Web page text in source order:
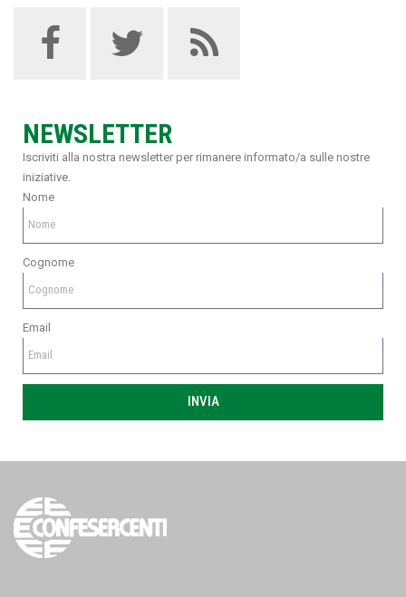
NEWSLETTER
Iscriviti alla nostra newsletter per rimanere informato/a sulle nostre
iniziative.
Nome
Cognome
Email
INVIA